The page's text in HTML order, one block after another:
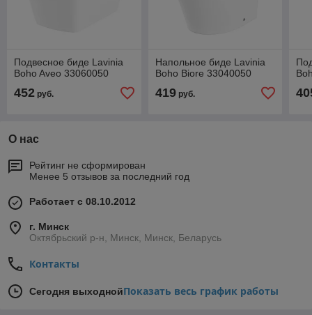
Подвесное биде Lavinia
Boho Aveo 33060050
452 руб.
Напольное биде Lavinia
Boho Biore 33040050
419руб.
О нас
Рейтинг не сформирован
Менее 5 отзывов за последний год
Работает с 08.10.2012
г. Минск
Октябрьский р-н, Минск, Минск, Беларусь
Контакты
Сегодня выходнойПоказать весь график работы